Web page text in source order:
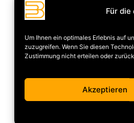
Für die
Um Ihnen ein optimales Erlebnis auf
zuzugreifen. Wenn Sie diesen
Zustimmung nicht erteilen oder
Akzeptieren